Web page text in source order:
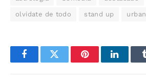
olvidate de todo stand up
FacebookTwitter Pinterest